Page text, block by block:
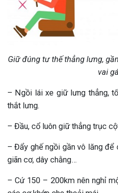
Giữ đúng tư thế thẳng lưng,
vai
– Ngồi lái xe giữ lưng thẳng,
thắt lưng.
– Đầu, cổ luôn giữ thẳng trục
– Đẩy ghế ngồi gần vô lăng để
giãn cơ, dây chằng…
– Cứ 150 – 200km nên nghỉ